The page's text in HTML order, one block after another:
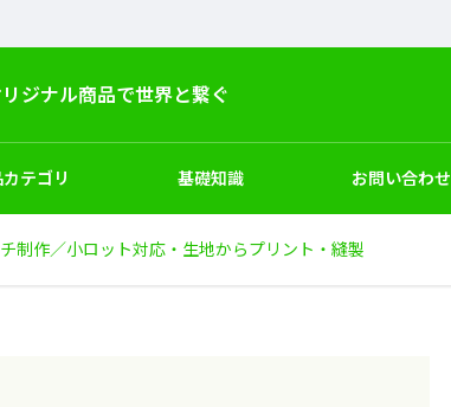
ジナル商品で世界と繋ぐ
テゴリ 基礎知識 お問い合わせ
制作／小ロット対応・生地からプリント・縫製